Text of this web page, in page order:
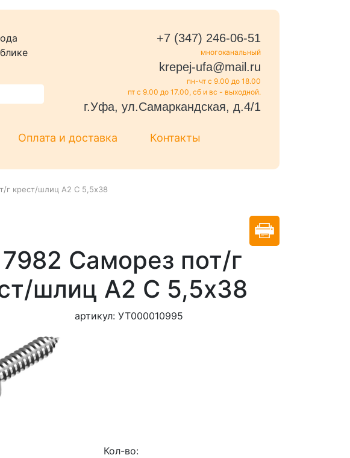
+7 (347) 246-06-51
многоканальный
krepej-ufa@mail.ru
пн-чт с 9.00 до 18.00
пт с 9.00 до 17.00, сб и вс - выходной.
г.Уфа, ул.Самаркандская, д.4/1
Оплата и доставка Контакты
г крест/шлиц А2 С 5,5х38
7982 Саморез пот/г
шлиц А2 С 5,5х38
артикул: УТ000010995
Кол-во: